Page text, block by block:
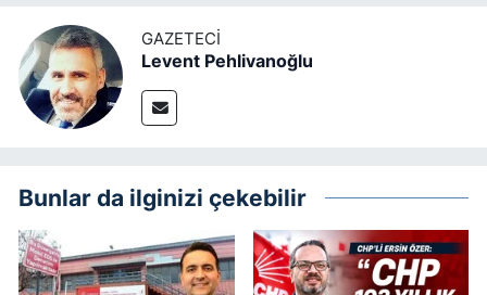
GAZETECI
Levent Pehlivanoğlu
Bunlar da ilginizi çekebilir